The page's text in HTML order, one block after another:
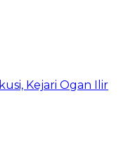
Kejari Ogan Ilir